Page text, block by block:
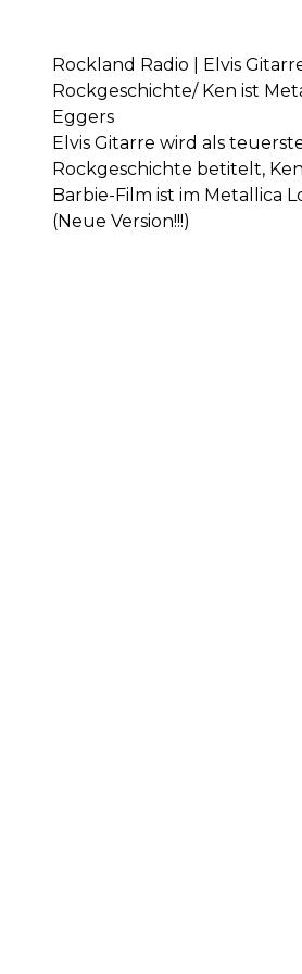
Rockland Radio | Elvis
Rockgeschichte/ Ken ist
Eggers
Elvis Gitarre wird als
Rockgeschichte betitelt,
Barbie-Film ist im Metallica
(Neue Version!!!)